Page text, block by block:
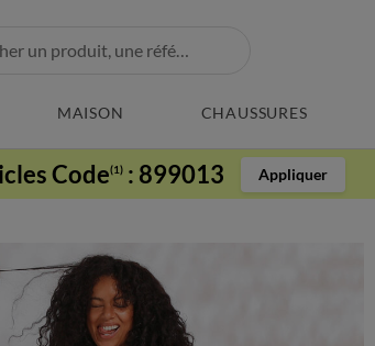
MAISON CHAUSSURES
Code(1) : 899013 Appliquer